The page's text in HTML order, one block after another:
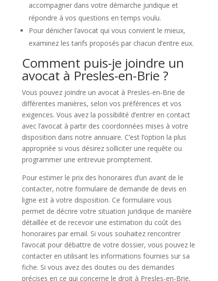
accompagner dans votre démarche juridique et
répondre à vos questions en temps voulu.
Pour dénicher l’avocat qui vous convient le mieux,
examinez les tarifs proposés par chacun d’entre eux.
Comment puis-je joindre un
avocat à Presles-en-Brie ?
Vous pouvez joindre un avocat à Presles-en-Brie de
différentes manières, selon vos préférences et vos
exigences. Vous avez la possibilité d’entrer en contact
avec l’avocat à partir des coordonnées mises à votre
disposition dans notre annuaire. C’est l’option la plus
appropriée si vous désirez solliciter une requête ou
programmer une entrevue promptement.
Pour estimer le prix des honoraires d’un avant de le
contacter, notre formulaire de demande de devis en
ligne est à votre disposition. Ce formulaire vous
permet de décrire votre situation juridique de manière
détaillée et de recevoir une estimation du coût des
honoraires par email. Si vous souhaitez rencontrer
l’avocat pour débattre de votre dossier, vous pouvez le
contacter en utilisant les informations fournies sur sa
fiche. Si vous avez des doutes ou des demandes
précises en ce qui concerne le droit à Presles-en-Brie,